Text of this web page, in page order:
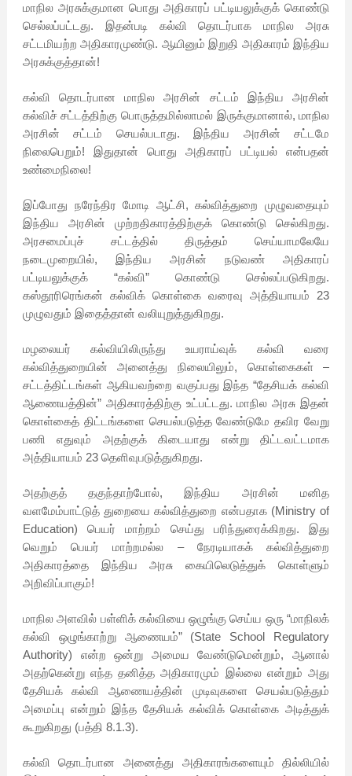
மாநில அரசுக்குமான பொது அதிகாரப் பட்டியலுக்குக் கொண்டு
செல்லப்பட்டது. இதன்படி கல்வி தொடர்பாக மாநில அரசு
சட்டமியற்ற அதிகாரமுண்டு. ஆயினும் இறுதி அதிகாரம் இந்திய
அரசுக்குத்தான்!
கல்வி தொடர்பான மாநில அரசின் சட்டம் இந்திய அரசின்
கல்விச் சட்டத்திற்கு பொருத்தமில்லாமல் இருக்குமானால், மாநில
அரசின் சட்டம் செயல்படாது. இந்திய அரசின் சட்டமே
நிலைபெறும்! இதுதான் பொது அதிகாரப் பட்டியல் என்பதன்
உண்மைநிலை!
இப்போது நரேந்திர மோடி ஆட்சி, கல்வித்துறை முழுவதையும்
இந்திய அரசின் முற்றதிகாரத்திற்குக் கொண்டு செல்கிறது.
அரசமைப்புச் சட்டத்தில் திருத்தம் செய்யாமலேயே
நடைமுறையில், இந்திய அரசின் நடுவண் அதிகாரப்
பட்டியலுக்குக் “கல்வி” கொண்டு செல்லப்படுகிறது.
கஸ்தூரிரெங்கன் கல்விக் கொள்கை வரைவு அத்தியாயம் 23
முழுவதும் இதைத்தான் வலியுறுத்துகிறது.
மழலையர் கல்வியிலிருந்து உயராய்வுக் கல்வி வரை
கல்வித்துறையின் அனைத்து நிலையிலும், கொள்கைகள் –
சட்டத்திட்டங்கள் ஆகியவற்றை வகுப்பது இந்த “தேசியக் கல்வி
ஆணையத்தின்” அதிகாரத்திற்கு உட்பட்டது. மாநில அரசு இதன்
கொள்கைத் திட்டங்களை செயல்படுத்த வேண்டுமே தவிர வேறு
பணி எதுவும் அதற்குக் கிடையாது என்று திட்டவட்டமாக
அத்தியாயம் 23 தெளிவுபடுத்துகிறது.
அதற்குத் தகுந்தாற்போல், இந்திய அரசின் மனித
வளமேம்பாட்டுத் துறையை கல்வித்துறை என்பதாக (Ministry of
Education) பெயர் மாற்றம் செய்து பரிந்துரைக்கிறது. இது
வெறும் பெயர் மாற்றமல்ல – நேரடியாகக் கல்வித்துறை
அதிகாரத்தை இந்திய அரசு கையிலெடுத்துக் கொள்ளும்
அறிவிப்பாகும்!
மாநில அளவில் பள்ளிக் கல்வியை ஒழுங்கு செய்ய ஒரு “மாநிலக்
கல்வி ஒழுங்காற்று ஆணையம்” (State School Regulatory
Authority) என்ற ஒன்று அமைய வேண்டுமென்றும், ஆனால்
அதற்கென்று எந்த தனித்த அதிகாரமும் இல்லை என்றும் அது
தேசியக் கல்வி ஆணையத்தின் முடிவுகளை செயல்படுத்தும்
அமைப்பு என்றும் இந்த தேசியக் கல்விக் கொள்கை அடித்துக்
கூறுகிறது (பத்தி 8.1.3).
கல்வி தொடர்பான அனைத்து அதிகாரங்களையும் தில்லியில்